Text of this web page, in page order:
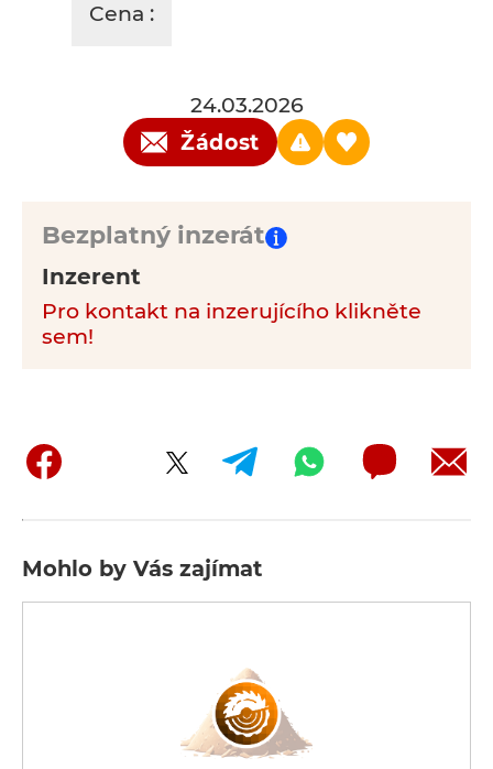
Cena :
24.03.2026
Žádost
Bezplatný inzerát
Inzerent
Pro kontakt na inzerujícího klikněte
sem!
Mohlo by Vás zajímat